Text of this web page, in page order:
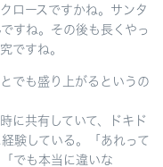
ロースですかね。サンタ
すね。その後も長くやっ
ですね。
でも盛り上がるというの
に共有していて、ドキド
験している。「あれって
でも本当に違いな